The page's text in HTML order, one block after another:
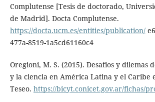
Complutense [Tesis de doctorado,
de Madrid]. Docta Complutense.
https://docta.ucm.es/entities/publication/
477a-8519-1a5cd61160c4
Oregioni, M. S. (2015). Desafíos y dilemas
y la ciencia en América Latina y el Caribe
Teseo. https://bicyt.conicet.gov.ar/fichas/